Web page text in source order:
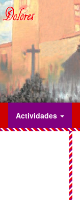
Actividades